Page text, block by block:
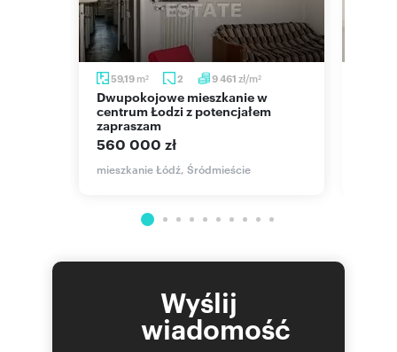
59,19 m2 2 9 461 zł/m2
Dwupokojowe mieszkanie w
centrum Łodzi z potencjałem
zapraszam
560 000 zł
mieszkanie Łódź, Śródmieście
Wyślij
wiadomość